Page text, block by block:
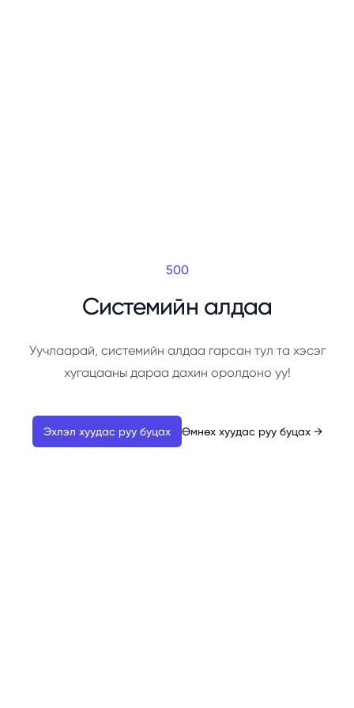
500
Системийн алдаа
Уучлаарай, системийн алдаа гарсан тул та хэсэг
хугацааны дараа дахин оролдоно уу!
Эхлэл хуудас руу буцах Өмнөх хуудас руу буцах →